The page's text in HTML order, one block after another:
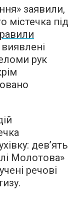
заявили,
містечка під
рук
дев’ять
Молотова»
речові